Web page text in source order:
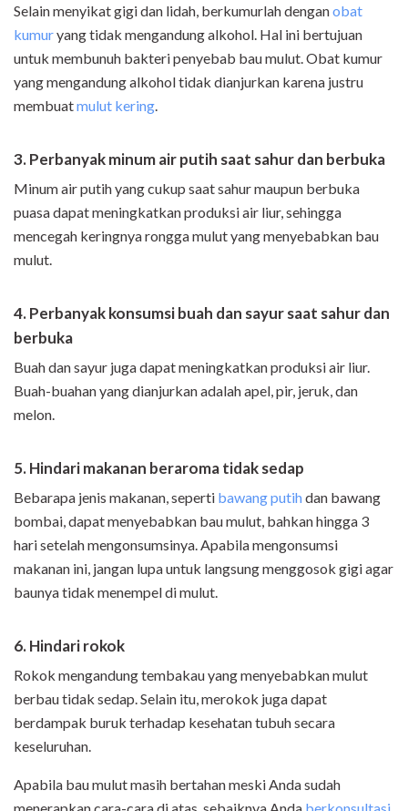
Selain menyikat gigi dan lidah, berkumurlah denganobat
kumuryang tidak mengandung alkohol. Hal ini bertujuan
untuk membunuh bakteri penyebab bau mulut. Obat kumur
yang mengandung alkohol tidak dianjurkan karena justru
membuatmulut kering
3. Perbanyak minum air putih saat sahur dan berbuka
Minum air putih yang cukup saat sahur maupun berbuka
puasa dapat meningkatkan produksi air liur, sehingga
mencegah keringnya rongga mulut yang menyebabkan bau
mulut.
4. Perbanyak konsumsi buah dan sayur saat sahur dan
berbuka
Buah dan sayur juga dapat meningkatkan produksi air liur.
Buah-buahan yang dianjurkan adalah apel, pir, jeruk, dan
melon.
5. Hindari makanan beraroma tidak sedap
Bebarapa jenis makanan, seperti bawang putihdan bawang
bombai, dapat menyebabkan bau mulut, bahkan hingga 3
hari setelah mengonsumsinya. Apabila mengonsumsi
makanan ini, jangan lupa untuk langsung menggosok gigi agar
baunya tidak menempel di mulut.
6. Hindari rokok
Rokok mengandung tembakau yang menyebabkan mulut
berbau tidak sedap. Selain itu, merokok juga dapat
berdampak buruk terhadap kesehatan tubuh secara
keseluruhan.
Apabila bau mulut masih bertahan meski Anda sudah
menerapkan cara-cara di atas, sebaiknya Anda berkonsultasi